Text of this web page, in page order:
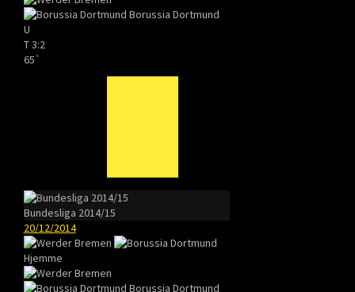
Borussia Dortmund
U
T3:2
65`
Bundesliga 2014/15
20/12/2014
Hjemme
Borussia Dortmund